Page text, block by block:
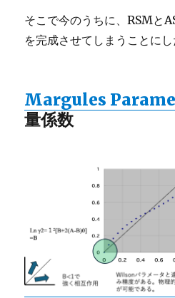
そこで今のうちに、RSMと
を完成させてしまうことにし
Margules
量係数